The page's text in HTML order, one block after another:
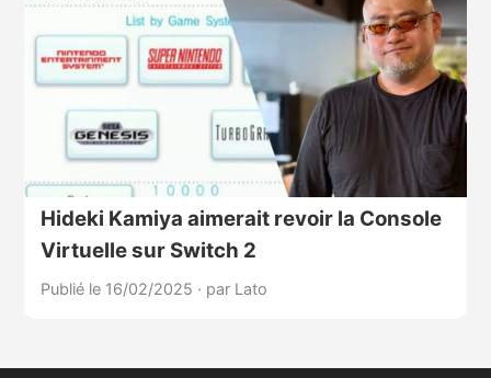
Hideki Kamiya aimerait revoir la Console
Virtuelle sur Switch 2
Publié le 16/02/2025 · par Lato